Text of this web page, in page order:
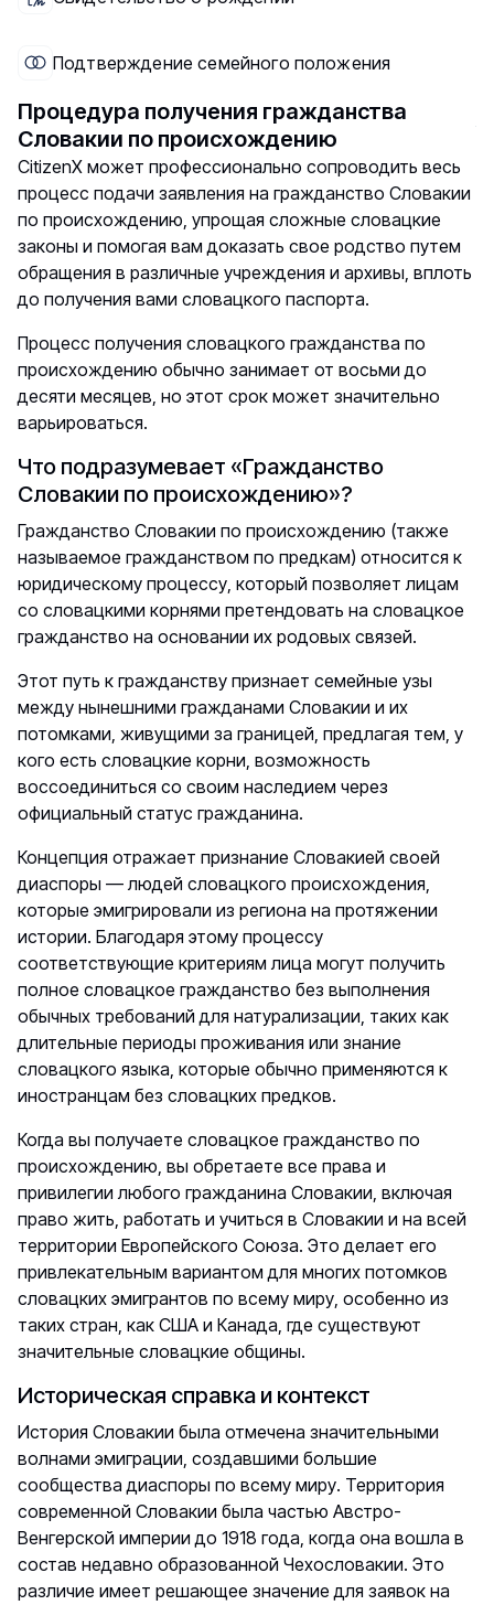
Подтверждение семейного положения
Процедура получения гражданства
Словакии по происхождению
CitizenX может профессионально сопроводить весь
процесс подачи заявления на гражданство Словакии
по происхождению, упрощая сложные словацкие
законы и помогая вам доказать свое родство путем
обращения в различные учреждения и архивы, вплоть
до получения вами словацкого паспорта.
Процесс получения словацкого гражданства по
происхождению обычно занимает от восьми до
десяти месяцев, но этот срок может значительно
варьироваться.
Что подразумевает «Гражданство
Словакии по происхождению»?
Гражданство Словакии по происхождению (также
называемое гражданством по предкам) относится к
юридическому процессу, который позволяет лицам
со словацкими корнями претендовать на словацкое
гражданство на основании их родовых связей.
Этот путь к гражданству признает семейные узы
между нынешними гражданами Словакии и их
потомками, живущими за границей, предлагая тем, у
кого есть словацкие корни, возможность
воссоединиться со своим наследием через
официальный статус гражданина.
Концепция отражает признание Словакией своей
диаспоры — людей словацкого происхождения,
которые эмигрировали из региона на протяжении
истории. Благодаря этому процессу
соответствующие критериям лица могут получить
полное словацкое гражданство без выполнения
обычных требований для натурализации, таких как
длительные периоды проживания или знание
словацкого языка, которые обычно применяются к
иностранцам без словацких предков.
Когда вы получаете словацкое гражданство по
происхождению, вы обретаете все права и
привилегии любого гражданина Словакии, включая
право жить, работать и учиться в Словакии и на всей
территории Европейского Союза. Это делает его
привлекательным вариантом для многих потомков
словацких эмигрантов по всему миру, особенно из
таких стран, как США и Канада, где существуют
значительные словацкие общины.
Историческая справка и контекст
История Словакии была отмечена значительными
волнами эмиграции, создавшими большие
сообщества диаспоры по всему миру. Территория
современной Словакии была частью Австро-
Венгерской империи до 1918 года, когда она вошла в
состав недавно образованной Чехословакии. Это
различие имеет решающее значение для заявок на